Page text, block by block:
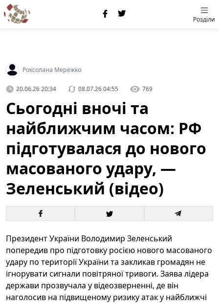
Розділи
Роксолана Мережко
20.06.26 20:34 08.07.26 04:55 769
Сьогодні вночі та
найближчим часом: РФ
підготувалася до нового
масованого удару, —
Зеленський (відео)
Президент України Володимир Зеленський
попередив про підготовку росією нового масованого
удару по території України та закликав громадян не
ігнорувати сигнали повітряної тривоги. Заява лідера
держави прозвучала у відеозверненні, де він
наголосив на підвищеному ризику атак у найближчі